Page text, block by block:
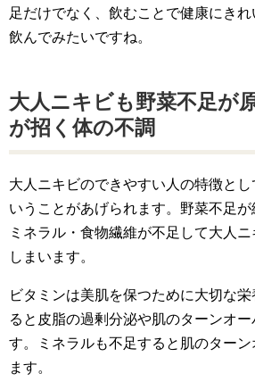
足だけでなく、飲むことで健康にき
飲んでみたいですね。
大人ニキビも野菜不足が
が招く体の不調
大人ニキビのできやすい人の特徴と
いうことがあげられます。野菜不足が
ミネラル・食物繊維が不足して大人
しまいます。
ビタミンは美肌を保つために大切な
ると皮脂の過剰分泌や肌のターンオー
す。ミネラルも不足すると肌のターン
ます。